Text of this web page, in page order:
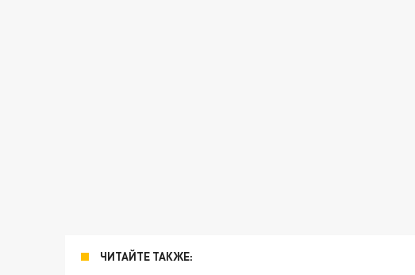
ЧИТАЙТЕ ТАКЖЕ: